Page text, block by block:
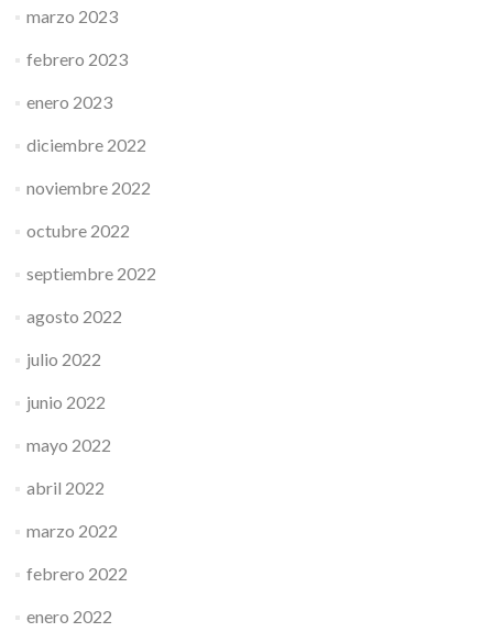
marzo 2023
febrero 2023
enero 2023
diciembre 2022
noviembre 2022
octubre 2022
septiembre 2022
agosto 2022
julio 2022
junio 2022
mayo 2022
abril 2022
marzo 2022
febrero 2022
enero 2022